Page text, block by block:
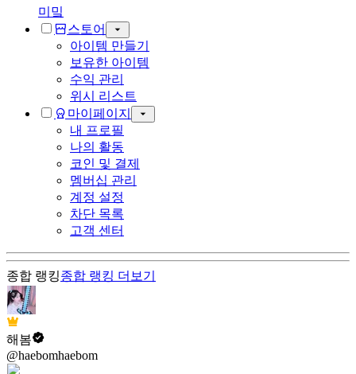
미밐
스토어
아이템 만들기
보유한 아이템
수익 관리
위시 리스트
마이페이지
내 프로필
나의 활동
코인 및 결제
멤버십 관리
계정 설정
차단 목록
고객 센터
종합 랭킹종합 랭킹 더보기
해봄
@haebomhaebom